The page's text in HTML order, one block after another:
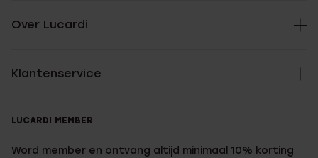
Over Lucardi
Klantenservice
LUCARDI MEMBER
Word member en ontvang altijd minimaal 10% korting